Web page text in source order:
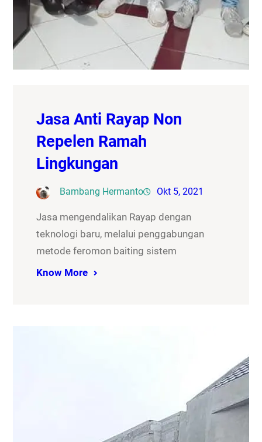
Jasa Anti Rayap Non
Repelen Ramah
Lingkungan
Bambang Hermanto Okt 5, 2021
Jasa mengendalikan Rayap dengan
teknologi baru, melalui penggabungan
metode feromon baiting sistem
Know More